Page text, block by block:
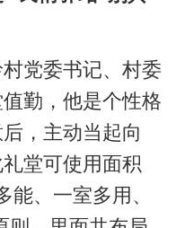
党委书记、村委
勤，他是个性格
，主动当起向
堂可使用面积
能、一室多用、